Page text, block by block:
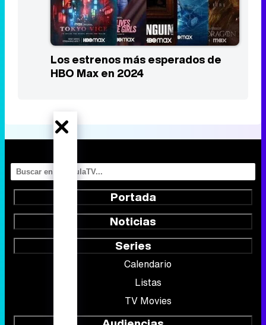
Noticias
Series
Calendario
Listas
TV Movies
Audiencias
Programación
Vídeos
Fotos